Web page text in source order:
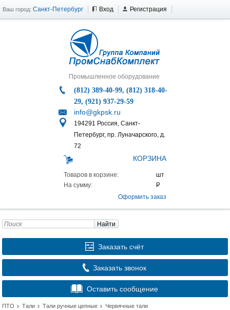
Ваш город: Санкт-Петербург Вход Регистрация
Промышленное оборудование
(812) 389-40-99, (812) 318-40-
29, (921) 937-29-59
info@gkpsk.ru
194291 Россия, Санкт-
Петербург, пр. Луначарского, д.
72
КОРЗИНА
Товаров в корзине:
На сумму:
Оформить заказ
Найти
Заказать счёт
Заказать звонок
Оставить сообщение
ПТО Тали Тали ручные цепные
Червячные тали